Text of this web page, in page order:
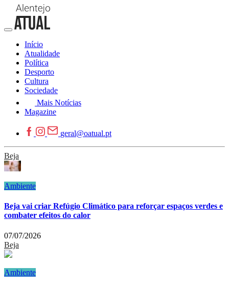
Início
Atualidade
Política
Desporto
Cultura
Sociedade
Mais Notícias
Magazine
geral@oatual.pt
Beja
Ambiente
Beja vai criar Refúgio Climático para reforçar espaços verdes e
combater efeitos do calor
07/07/2026
Beja
Ambiente